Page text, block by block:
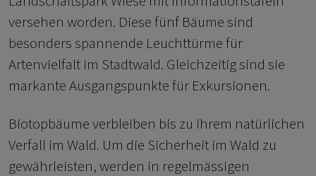
versehen worden. Diese fünf Bäume sind
besonders spannende Leuchttürme für
Artenvielfalt im Stadtwald. Gleichzeitig sind sie
markante Ausgangspunkte für Exkursionen.
Biotopbäume verbleiben bis zu ihrem natürlichen
Verfall im Wald. Um die Sicherheit im Wald zu
gewährleisten, werden in regelmässigen